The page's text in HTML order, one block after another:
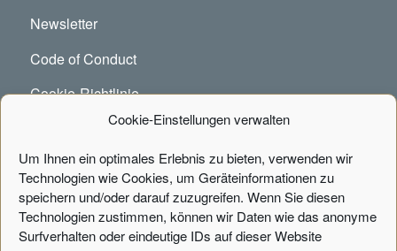
Cookie-Einstellungen verwalten
Um Ihnen ein optimales Erlebnis zu bieten, verwenden wir
Technologien wie Cookies, um Geräteinformationen zu
speichern und/oder darauf zuzugreifen. Wenn Sie diesen
Technologien zustimmen, können wir Daten wie das anonyme
Surfverhalten oder eindeutige IDs auf dieser Website
Newsletter
Code of Conduct
Cookie-Richtlinie
KONTAKT
Portal Systems AG
Fischertwiete 1, Chilehaus B